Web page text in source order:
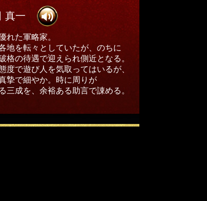
真一
れた軍略家。
地を転々としていたが、のちに
格の待遇で迎えられ側近となる。
度で遊び人を気取ってはいるが、
摯で細やか。時に周りが
三成を、余裕ある助言で諌める。